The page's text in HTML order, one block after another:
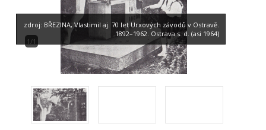
1/1
zdroj: BŘEZINA, Vlastimil aj. 70 let Urxových závodů v Ostravě.
1892–1962. Ostrava s. d. (asi 1964)